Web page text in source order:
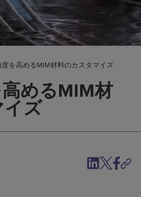
を高めるMIM材料のカスタマイズ
めるMIM材
ズ